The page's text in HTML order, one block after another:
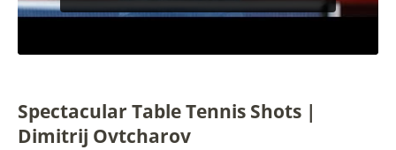
Spectacular Table Tennis Shots |
Dimitrij Ovtcharov